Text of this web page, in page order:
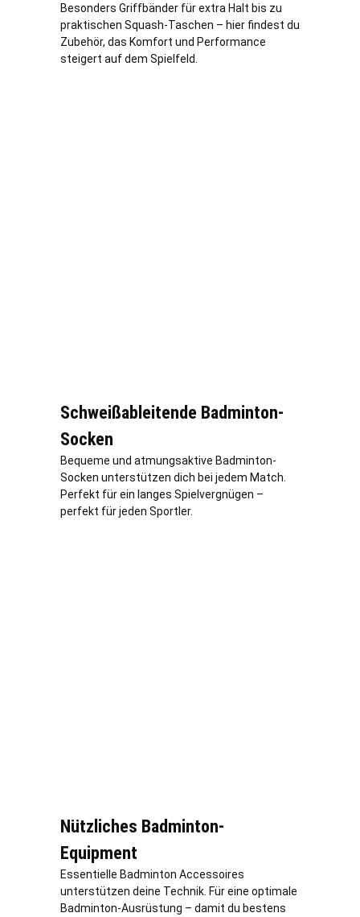
Besonders Griffbänder für extra Halt bis zu
praktischen Squash-Taschen – hier findest du
Zubehör, das Komfort und Performance
steigert auf dem Spielfeld.
Schweißableitende Badminton-
Socken
Bequeme und atmungsaktive Badminton-
Socken unterstützen dich bei jedem Match.
Perfekt für ein langes Spielvergnügen –
perfekt für jeden Sportler.
Nützliches Badminton-
Equipment
Essentielle Badminton Accessoires
unterstützen deine Technik. Für eine optimale
Badminton-Ausrüstung – damit du bestens